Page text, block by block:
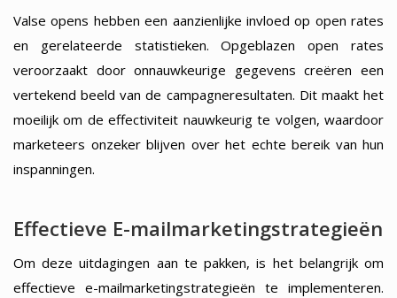
Valse opens hebben een aanzienlijke invloed op open rates
en gerelateerde statistieken. Opgeblazen open rates
veroorzaakt door onnauwkeurige gegevens creëren een
vertekend beeld van de campagneresultaten. Dit maakt het
moeilijk om de effectiviteit nauwkeurig te volgen, waardoor
marketeers onzeker blijven over het echte bereik van hun
inspanningen.
Effectieve E-mailmarketingstrategieën
Om deze uitdagingen aan te pakken, is het belangrijk om
effectieve e-mailmarketingstrategieën te implementeren.